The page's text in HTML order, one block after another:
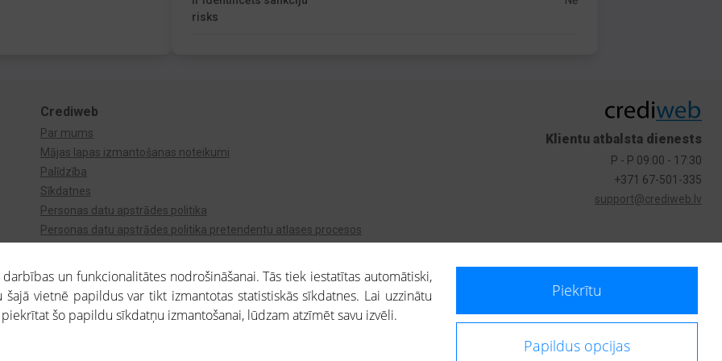
risks
Crediweb
Par mums
Mājas lapas izmantošanas noteikumi
Palīdzība
Sīkdatnes
Personas datu apstrādes politika
Personas datu apstrādes politika pretendentu atlases procesos
Klientu atbalsta dienests
P - P 09:00 - 17:30
+371 67-501-335
support@crediweb.lv
ietvaros saņemtajai informācijai ir uzziņas raksturs, un tai nav juridiska spēka. Portāla lietotājs, izmantojot portālā saņemto informāciju, ir atbildīgs par fizisko
un funkcionalitātes nodrošināšanai. Tās tiek iestatītas automātiski,
vietnē papildus var tikt izmantotas statistiskās sīkdatnes. Lai uzzinātu
piekrītat šo papildu sīkdatņu izmantošanai, lūdzam atzīmēt savu izvēli.
Piekrītu
Papildus opcijas